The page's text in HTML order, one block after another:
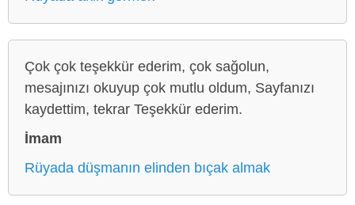
Çok çok teşekkür ederim, çok sağolun,
mesajınızı okuyup çok mutlu oldum, Sayfanızı
kaydettim, tekrar Teşekkür ederim.
İmam
Rüyada düşmanın elinden bıçak almak